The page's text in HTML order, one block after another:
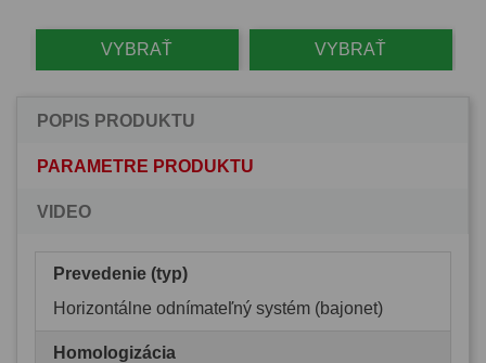
VYBRAŤ VYBRAŤ
POPIS PRODUKTU
PARAMETRE PRODUKTU
VIDEO
Prevedenie (typ)
Horizontálne odnímateľný systém (bajonet)
Homologizácia